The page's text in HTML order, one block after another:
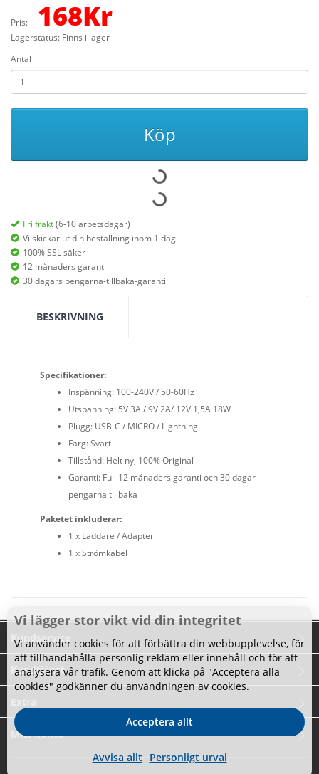
Pris: 168Kr
Lagerstatus: Finns i lager
Antal
Köp
Fri frakt(6-10 arbetsdagar)
Vi skickar ut din beställning inom 1 dag
100% SSL säker
12 månaders garanti
30 dagars pengarna-tillbaka-garanti
BESKRIVNING
Specifikationer:
Inspänning: 100-240V / 50-60Hz
Utspänning: 5V 3A / 9V 2A/ 12V 1,5A 18W
Plugg: USB-C / MICRO / Lightning
Färg: Svart
Tillstånd: Helt ny, 100% Original
Garanti: Full 12 månaders garanti och 30 dagar
pengarna tillbaka
Paketet inkluderar:
1 x Laddare / Adapter
1 x Strömkabel
Kundservice
Kundtjänst
Mitt konto
Vi lägger stor vikt vid din integritet
Vi använder cookies för att förbättra din webbupplevelse, för
att tillhandahålla personlig reklam eller innehåll och för att
analysera vår trafik. Genom att klicka på "Acceptera alla
cookies" godkänner du användningen av cookies.
Avvisa allt Personligt urval
Acceptera allt